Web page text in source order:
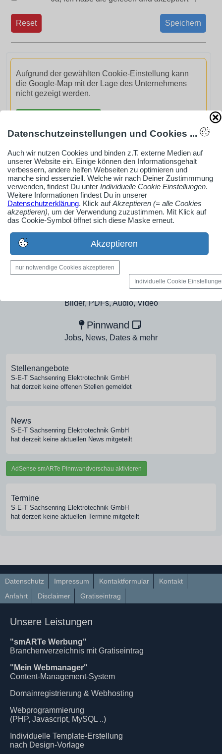
Speichern
Reset
Aufgrund der gewählten Cookie-Einstellung kann
die Google-Map mit der Lage des Unternehmens
nicht gezeigt werden.
AdSense smARTe inArticle-Anzeige aktivieren
Ob Solo-Selbsständiger, Handwerksbetrieb oder
Industrieunternehmen
Erstelle jetzt ein gratis Firmenprofil für dein Unternehmen:
jetzt registrieren
Medien-Galerie
Bilder, PDFs, Audio, Video
Pinnwand
Jobs, News, Dates & mehr
Stellenangebote
S-E-T Sachsenring Elektrotechnik GmbH
hat derzeit keine offenen Stellen gemeldet
News
S-E-T Sachsenring Elektrotechnik GmbH
hat derzeit keine aktuellen News mitgeteilt
AdSense smARTe Pinnwandvorschau aktivieren
Termine
S-E-T Sachsenring Elektrotechnik GmbH
hat derzeit keine aktuellen Termine mitgeteilt
Datenschutz Impressum Kontaktformular
Kontakt
Anfahrt
Disclaimer Gratiseintrag
Unsere Leistungen
"smARTe Werbung"
Branchenverzeichnis mit Gratiseintrag
"Mein Webmanager"
Content-Management-System
Domainregistrierung & Webhosting
Webprogrammierung
(PHP, Javascript, MySQL ..)
Individuelle Template-Erstellung
nach Design-Vorlage
Datenschutzeinstellungen und Cookies ...
Auch wir nutzen Cookies und binden z.T. externe Medien auf
unserer Website ein. Einige können den Informationsgehalt
verbessern, andere helfen Webseiten zu optimieren und
manche sind essenziell. Welche wir nach Deiner Zustimmmung
verwenden, findest Du unter Individuelle Cookie Einstellungen.
Weitere Informationen findest Du in unserer
Datenschutzerklärung. Klick aufAkzeptieren (= alle Cookies
akzeptieren), um der Verwendung zuzustimmen. Mit Klick auf
das Cookie-Symbol öffnet sich diese Maske erneut.
Akzeptieren
nur notwendige Cookies akzeptieren
Individuelle Cookie